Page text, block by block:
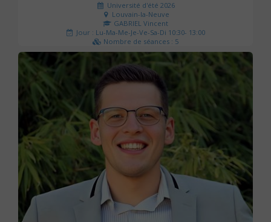
Université d'été 2026
Louvain-la-Neuve
GABRIEL Vincent
Jour : Lu-Ma-Me-Je-Ve-Sa-Di 10:30- 13:00
Nombre de séances : 5
120 €